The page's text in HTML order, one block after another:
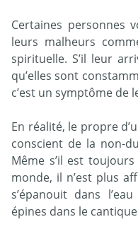
Certaines personnes
leurs malheurs
spirituelle. S’il leur
qu’elles sont
c’est un symptôme de
En réalité, le propre
conscient de la non-
Même s’il est
monde, il n’est plus
s’épanouit dans
épines dans le